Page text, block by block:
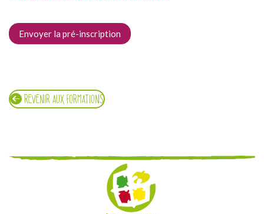
Envoyer la pré-inscription
REVENIR AUX FORMATIONS